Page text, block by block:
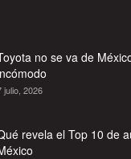
no se va de
julio, 2026
revela el Top 10 de